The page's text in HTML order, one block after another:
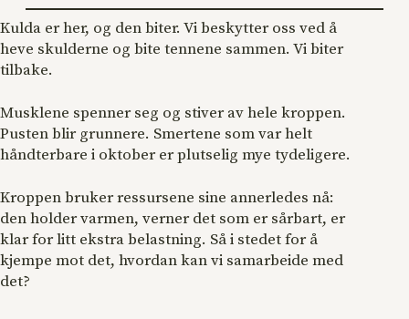
Kulda er her, og den biter. Vi beskytter oss ved å
heve skulderne og bite tennene sammen. Vi biter
tilbake.
Musklene spenner seg og stiver av hele kroppen.
Pusten blir grunnere. Smertene som var helt
håndterbare i oktober er plutselig mye tydeligere.
Kroppen bruker ressursene sine annerledes nå:
den holder varmen, verner det som er sårbart, er
klar for litt ekstra belastning. Så i stedet for å
kjempe mot det, hvordan kan vi samarbeide med
det?